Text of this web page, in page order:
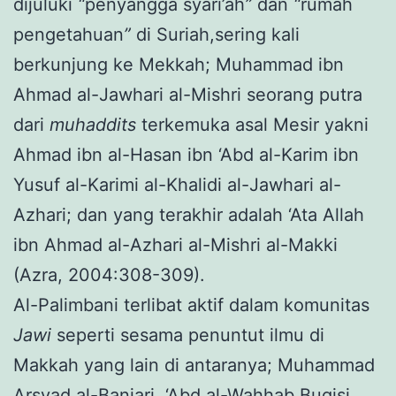
pengetahuan” di Suriah,sering kali
berkunjung ke Mekkah; Muhammad ibn
Ahmad al-Jawhari al-Mishri seorang putra
dari muhaddits terkemuka asal Mesir yakni
Ahmad ibn al-Hasan ibn ‘Abd al-Karim ibn
Yusuf al-Karimi al-Khalidi al-Jawhari al-
Azhari; dan yang terakhir adalah ‘Ata Allah
ibn Ahmad al-Azhari al-Mishri al-Makki
(Azra, 2004:308-309).
Al-Palimbani terlibat aktif dalam komunitas
Jawi seperti sesama penuntut ilmu di
Makkah yang lain di antaranya; Muhammad